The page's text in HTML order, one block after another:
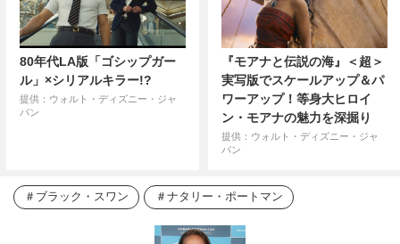
80年代LA版「ゴシップガー
ル」×シリアルキラー!?
提供：ウォルト・ディズニー・ジャ
パン
『モアナと伝説の海』＜超＞
実写版でスケールアップ＆パ
ワーアップ！等身大ヒロイ
ン・モアナの魅力を深掘り
提供：ウォルト・ディズニー・ジャ
パン
ブラック・スワン ナタリー・ポートマン